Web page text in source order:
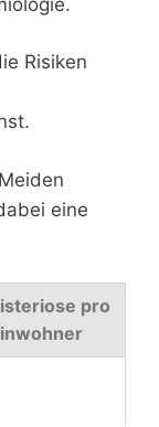
Risiken
eine
pro